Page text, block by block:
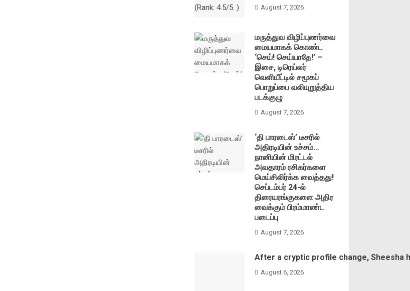
August 7, 2026
மருத்துவ விழிப்புணர்வை
மையமாகக் கொண்ட
‘செய்! செய்யாதே!’ –
இசை, டிரெய்லர்
வெளியீட்டில் சமூகப்
பொறுப்பை வலியுறுத்திய
படக்குழு
August 7, 2026
‘தி பாரடைஸ்’ டீசரில்
அதிரடியின் உச்சம்…
நானியின் மிரட்டல்
அவதாரம் ரசிகர்களை
மெய்சிலிர்க்க வைத்தது!
செப்டம்பர் 24-ல்
திரையரங்குகளை அதிர
வைக்கும் பிரம்மாண்ட
படைப்பு
August 7, 2026
After a cryptic profile change, Sheesha
August 6, 2026